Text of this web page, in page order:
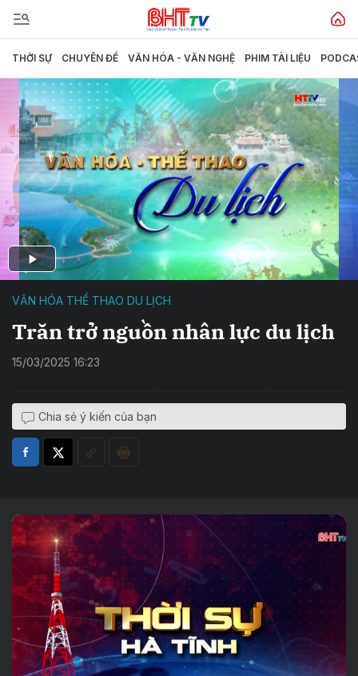
THỜI SỰ CHUYÊN ĐỀ VĂN HÓA - VĂN NGHỆ PHIM TÀI LIỆU
VĂN HÓA THỂ THAO DU LỊCH
Trăn trở nguồn nhân lực du lịch
15/03/2025 16:23
Chia sẻ ý kiến của bạn